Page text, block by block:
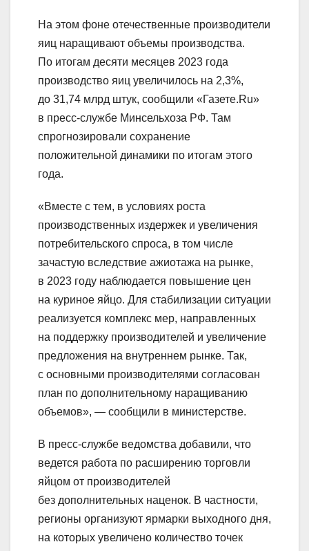
На этом фоне отечественные производители
яиц наращивают объемы производства.
По итогам десяти месяцев 2023 года
производство яиц увеличилось на 2,3%,
до 31,74 млрд штук, сообщили «Газете.Ru»
в пресс-службе Минсельхоза РФ. Там
спрогнозировали сохранение
положительной динамики по итогам этого
года.
«Вместе с тем, в условиях роста
производственных издержек и увеличения
потребительского спроса, в том числе
зачастую вследствие ажиотажа на рынке,
в 2023 году наблюдается повышение цен
на куриное яйцо. Для стабилизации ситуации
реализуется комплекс мер, направленных
на поддержку производителей и увеличение
предложения на внутреннем рынке. Так,
с основными производителями согласован
план по дополнительному наращиванию
объемов», — сообщили в министерстве.
В пресс-службе ведомства добавили, что
ведется работа по расширению торговли
яйцом от производителей
без дополнительных наценок. В частности,
регионы организуют ярмарки выходного дня,
на которых увеличено количество точек